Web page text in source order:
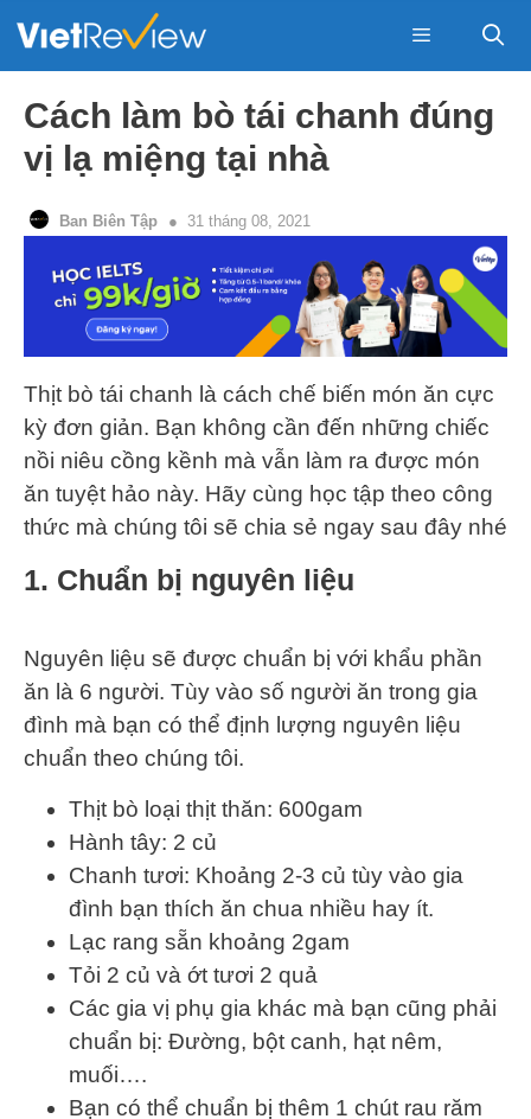
Menu
Cách làm bò tái chanh đúng
vị lạ miệng tại nhà
Ban Biên Tập 31 tháng 08, 2021
Thịt bò tái chanh là cách chế biến món ăn cực
kỳ đơn giản. Bạn không cần đến những chiếc
nồi niêu cồng kềnh mà vẫn làm ra được món
ăn tuyệt hảo này. Hãy cùng học tập theo công
thức mà chúng tôi sẽ chia sẻ ngay sau đây nhé
1. Chuẩn bị nguyên liệu
Nguyên liệu sẽ được chuẩn bị với khẩu phần
ăn là 6 người. Tùy vào số người ăn trong gia
đình mà bạn có thể định lượng nguyên liệu
chuẩn theo chúng tôi.
Thịt bò loại thịt thăn: 600gam
Hành tây: 2 củ
Chanh tươi: Khoảng 2-3 củ tùy vào gia
đình bạn thích ăn chua nhiều hay ít.
Lạc rang sẵn khoảng 2gam
Tỏi 2 củ và ớt tươi 2 quả
Các gia vị phụ gia khác mà bạn cũng phải
chuẩn bị: Đường, bột canh, hạt nêm,
muối….
Bạn có thể chuẩn bị thêm 1 chút rau răm